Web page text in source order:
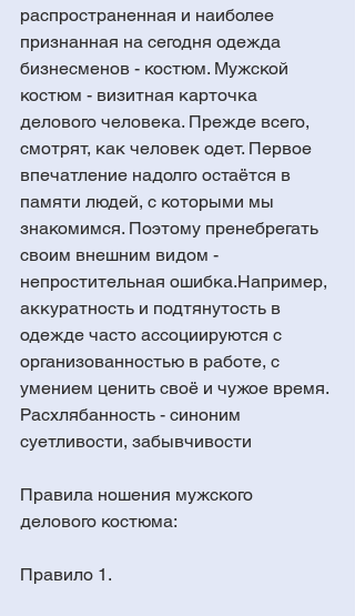
распространенная и наиболее
признанная на сегодня одежда
бизнесменов - костюм. Мужской
костюм - визитная карточка
делового человека. Прежде всего,
смотрят, как человек одет. Первое
впечатление надолго остаётся в
памяти людей, с которыми мы
знакомимся. Поэтому пренебрегать
своим внешним видом -
непростительная ошибка.Например,
аккуратность и подтянутость в
одежде часто ассоциируются с
организованностью в работе, с
умением ценить своё и чужое время.
Расхлябанность - синоним
суетливости, забывчивости
Правила ношения мужского
делового костюма:
Правило 1.